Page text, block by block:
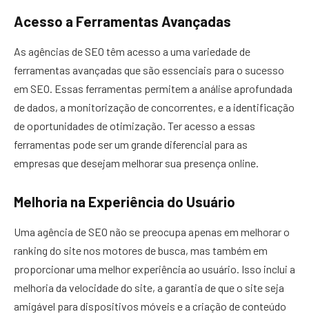
Acesso a Ferramentas Avançadas
As agências de SEO têm acesso a uma variedade de
ferramentas avançadas que são essenciais para o sucesso
em SEO. Essas ferramentas permitem a análise aprofundada
de dados, a monitorização de concorrentes, e a identificação
de oportunidades de otimização. Ter acesso a essas
ferramentas pode ser um grande diferencial para as
empresas que desejam melhorar sua presença online.
Melhoria na Experiência do Usuário
Uma agência de SEO não se preocupa apenas em melhorar o
ranking do site nos motores de busca, mas também em
proporcionar uma melhor experiência ao usuário. Isso inclui a
melhoria da velocidade do site, a garantia de que o site seja
amigável para dispositivos móveis e a criação de conteúdo